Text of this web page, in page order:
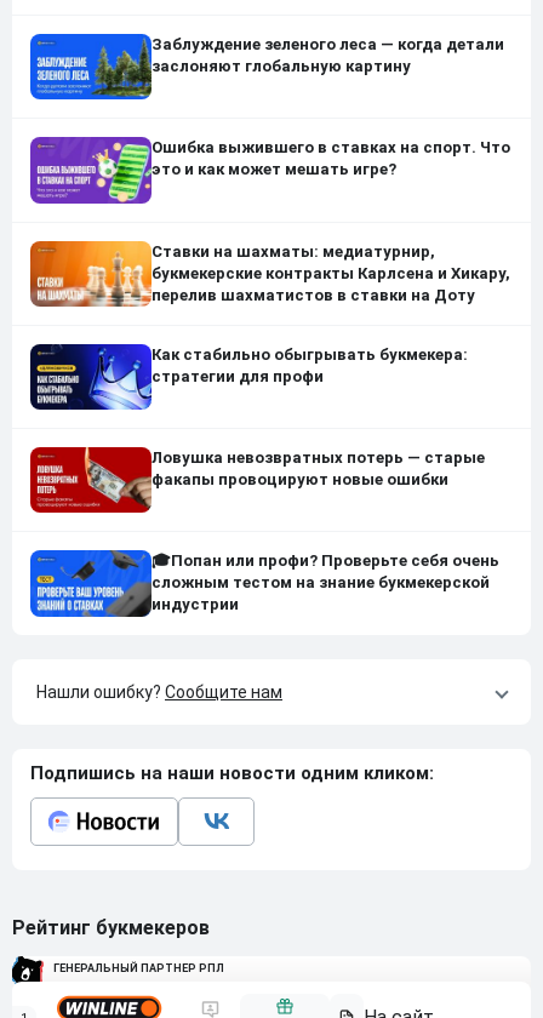
Заблуждение зеленого леса — когда детали
заслоняют глобальную картину
Ошибка выжившего в ставках на спорт. Что
это и как может мешать игре?
Ставки на шахматы: медиатурнир,
букмекерские контракты Карлсена и Хикару,
перелив шахматистов в ставки на Доту
Как стабильно обыгрывать букмекера:
стратегии для профи
Ловушка невозвратных потерь — старые
факапы провоцируют новые ошибки
🎓Попан или профи? Проверьте себя очень
сложным тестом на знание букмекерской
индустрии
Нашли ошибку? Сообщите нам
Подпишись на наши новости одним кликом:
Рейтинг букмекеров
ГЕНЕРАЛЬНЫЙ ПАРТНЕР РПЛ